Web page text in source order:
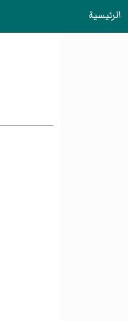
الرئيسية